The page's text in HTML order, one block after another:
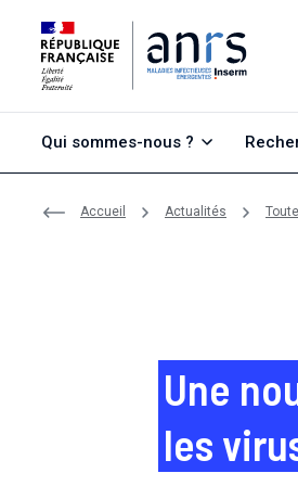
Qui sommes-nous ?
Accueil Actualités
Une
les